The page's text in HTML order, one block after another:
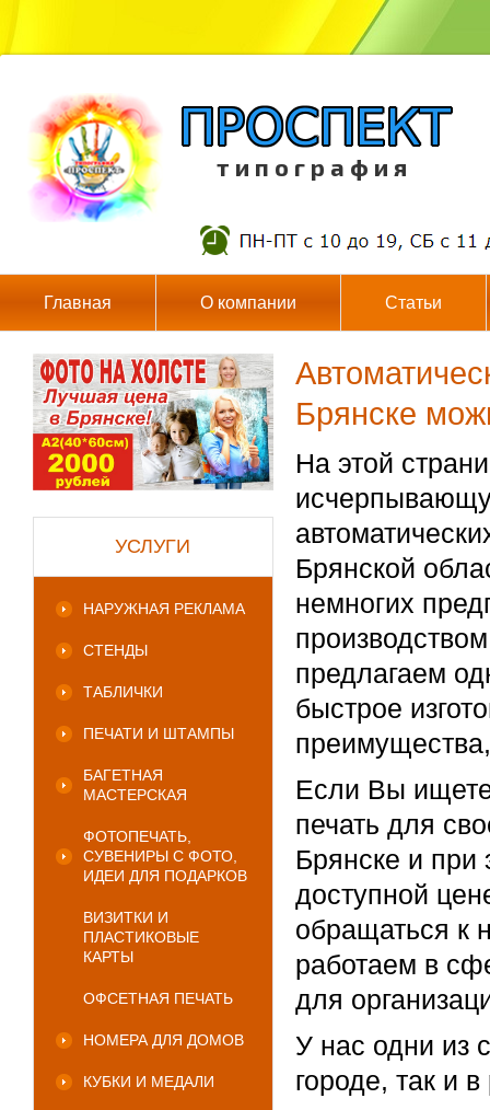
т и п о г р а ф и я
Главная О компании Статьи
УСЛУГИ
НАРУЖНАЯ РЕКЛАМА
СТЕНДЫ
ТАБЛИЧКИ
ПЕЧАТИ И ШТАМПЫ
БАГЕТНАЯ
МАСТЕРСКАЯ
ФОТОПЕЧАТЬ,
СУВЕНИРЫ С ФОТО,
ИДЕИ ДЛЯ ПОДАРКОВ
ВИЗИТКИ И
ПЛАСТИКОВЫЕ
КАРТЫ
ОФСЕТНАЯ ПЕЧАТЬ
НОМЕРА ДЛЯ ДОМОВ
КУБКИ И МЕДАЛИ
Брянске
На этой
Брянской
немногих
предлагаем
быстрое
Если Вы
печать для
Брянске и при
доступной
обращаться к
работаем в
для
У нас одни из
городе, так и